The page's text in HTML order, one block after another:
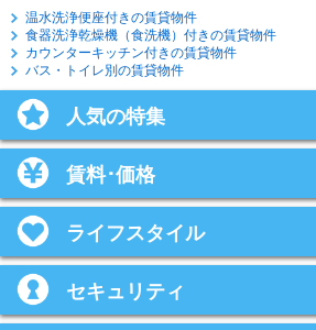
温水洗浄便座付きの賃貸物件
食器洗浄乾燥機（食洗機）付きの賃貸物件
カウンターキッチン付きの賃貸物件
バス・トイレ別の賃貸物件
人気の特集
賃料･価格
ライフスタイル
セキュリティ